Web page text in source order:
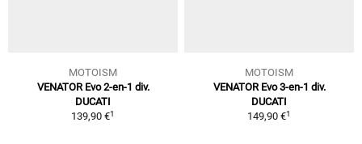
MOTOISM
VENATOR Evo 2-en-1 div.
DUCATI
139,90 €1
MOTOISM
VENATOR Evo 3-en-1 div.
DUCATI
149,90 €1